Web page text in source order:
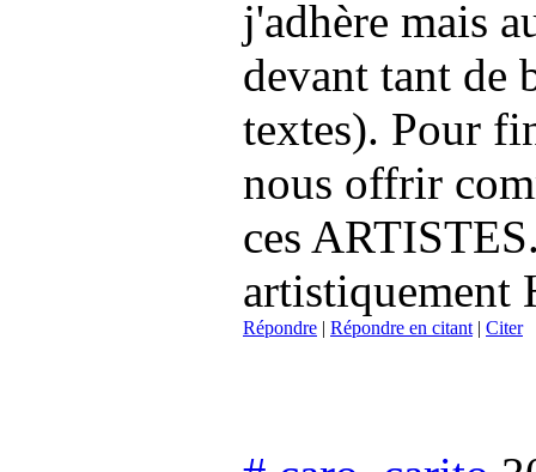
j'adhère mais
devant tant de
textes). Pour
nous offrir
ces
artistiquement
Répondre | Répondre en citant| Citer